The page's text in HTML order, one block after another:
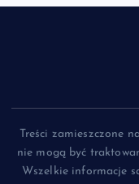
Treści zamieszczone
nie mogą być
Wszelkie informacje